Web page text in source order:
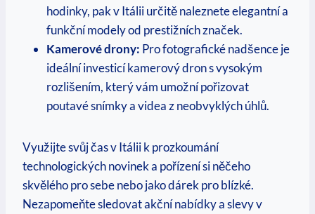
hodinky, pak v Itálii určitě naleznete elegantní a
funkční modely od prestižních značek.
Kamerové drony: Pro fotografické nadšence je
ideální investicí kamerový dron s vysokým
rozlišením, který vám umožní pořizovat
poutavé snímky a videa z neobvyklých úhlů.
Využijte svůj čas v Itálii k prozkoumání
technologických novinek a pořízení si něčeho
skvělého pro sebe nebo jako dárek pro blízké.
Nezapomeňte sledovat akční nabídky a slevy v